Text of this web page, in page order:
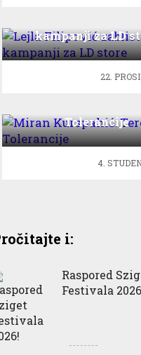
kampanji za LD
22.
Tolerancije
4.
i:
Raspored
Festivala